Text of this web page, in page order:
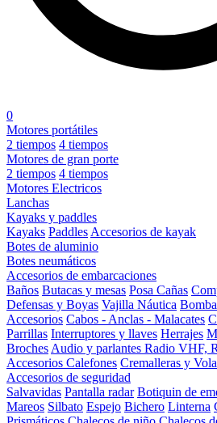
0
Motores portátiles
2 tiempos 4 tiempos
Motores de gran porte
2 tiempos 4 tiempos
Motores Electricos
Lanchas
Kayaks y paddles
Kayaks Paddles Accesorios de kayak
Botes de aluminio
Botes neumáticos
Accesorios de embarcaciones
Baños Butacas y mesas Posa Cañas
Defensas y Boyas Vajilla Náutica
Accesorios Cabos - Anclas - Malacates
Parrillas Interruptores y llaves Herrajes
Broches Audio y parlantes Radio VHF,
Accesorios Calefones Cremalleras y
Accesorios de seguridad
Salvavidas Pantalla radar Botiquin de
Mareos Silbato Espejo Bichero Linterna